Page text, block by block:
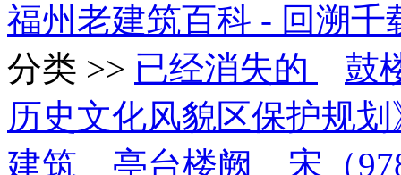
福州老建筑百科 - 回溯
分类 >> 已经消失的
鼓
历史文化风貌区保护规
建筑
亭台楼阙
宋（